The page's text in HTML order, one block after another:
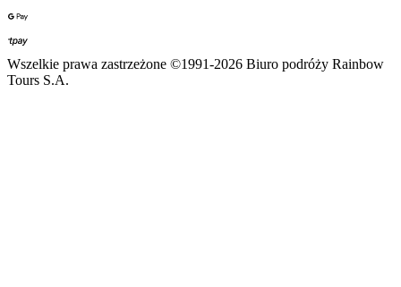
Wszelkie prawa zastrzeżone ©1991-2026 Biuro podróży Rainbow
Tours S.A.